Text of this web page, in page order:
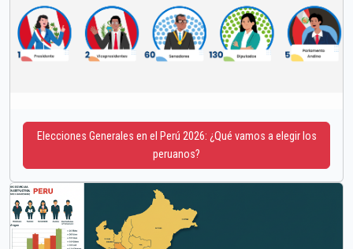
Elecciones Generales en el Perú 2026: ¿Qué vamos a elegir los
peruanos?